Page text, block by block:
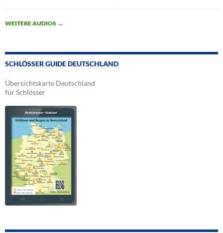
WEITERE AUDIOS →
SCHLÖSSER GUIDE DEUTSCHLAND
Übersichtskarte Deutschland
für Schlösser